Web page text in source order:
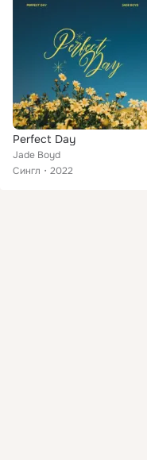
Perfect Day
Jade Boyd
Сингл
2022